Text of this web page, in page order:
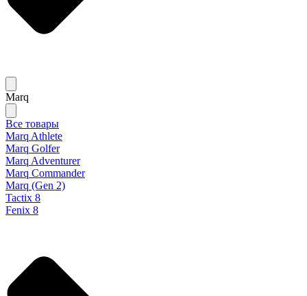
Marq
Все товары
Marq Athlete
Marq Golfer
Marq Adventurer
Marq Commander
Marq (Gen 2)
Tactix 8
Fenix 8